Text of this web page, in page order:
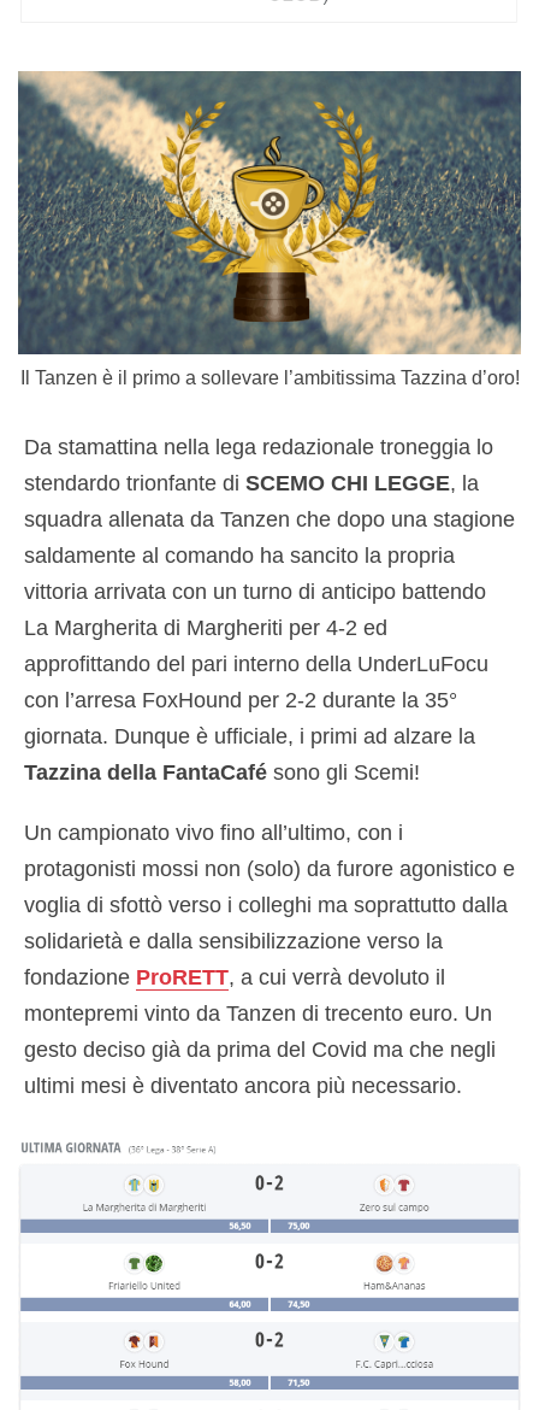
Il Tanzen è il primo a sollevare l’ambitissima Tazzina d’oro!
Da stamattina nella lega redazionale troneggia lo
stendardo trionfante di SCEMO CHI LEGGE, la
squadra allenata da Tanzen che dopo una stagione
saldamente al comando ha sancito la propria
vittoria arrivata con un turno di anticipo battendo
La Margherita di Margheriti per 4-2 ed
approfittando del pari interno della UnderLuFocu
con l’arresa FoxHound per 2-2 durante la 35°
giornata. Dunque è ufficiale, i primi ad alzare la
Tazzina della FantaCafé sono gli Scemi!
Un campionato vivo fino all’ultimo, con i
protagonisti mossi non (solo) da furore agonistico e
voglia di sfottò verso i colleghi ma soprattutto dalla
solidarietà e dalla sensibilizzazione verso la
fondazione ProRETT, a cui verrà devoluto il
montepremi vinto da Tanzen di trecento euro. Un
gesto deciso già da prima del Covid ma che negli
ultimi mesi è diventato ancora più necessario.